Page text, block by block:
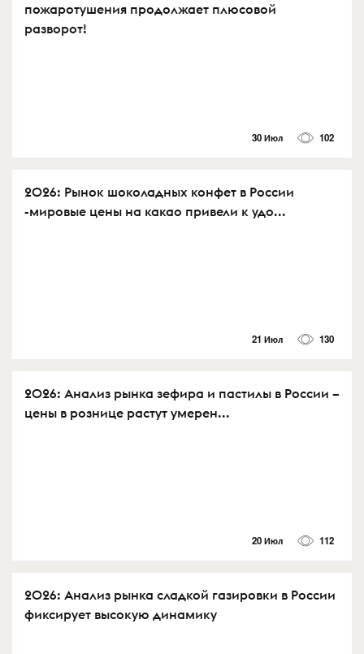
пожаротушения продолжает плюсовой
разворот!
30 Июл 102
2026: Рынок шоколадных конфет в России
-мировые цены на какао привели к удо...
21 Июл 130
2026: Анализ рынка зефира и пастилы в России –
цены в рознице растут умерен...
20 Июл 112
2026: Анализ рынка сладкой газировки в России
фиксирует высокую динамику